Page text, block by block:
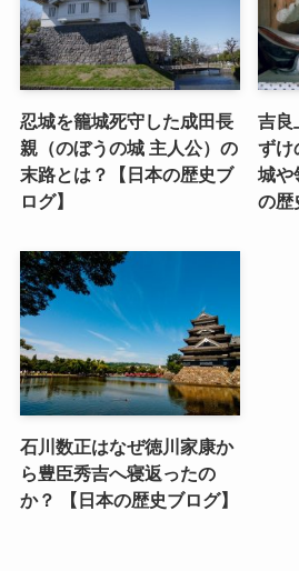
忍城を籠城死守した成田長
親（のぼうの城 主人公）の
末路とは？【日本の歴史ブ
ログ】
吉良
ずけ
城や
の歴
石川数正はなぜ徳川家康か
ら豊臣秀吉へ寝返ったの
か？ 【日本の歴史ブログ】